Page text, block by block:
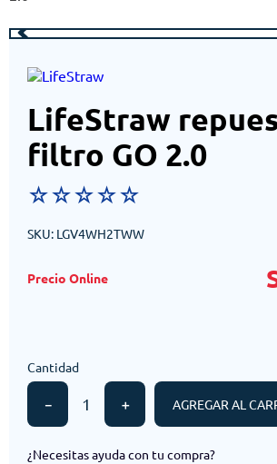
LifeStraw
filtro GO 2.0
☆☆☆☆☆
SKU: LGV4WH2TWW
Cantidad
＋
－ AGREGAR AL
¿Necesitas ayuda con tu compra?